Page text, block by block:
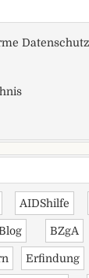
AIDShilfe
BZgA
Erfindung